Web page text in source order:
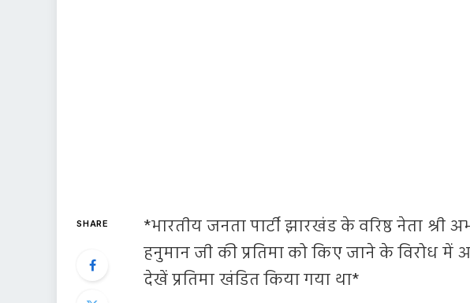
SHARE
*भारतीय जनता पार्टी झारखंड के वरिष्ठ नेता
हनुमान जी की प्रतिमा को किए जाने के विरोध
देखें प्रतिमा खंडित किया गया था*